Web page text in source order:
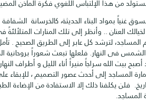
البناء الحديثة، كالخرسانة الشفافة أو
.. وأنظر إلى تلك المنارات المتلألئةً فى ظلام
كل عابر إلى الطريق الصحيح . تأمل ذلك
فلعلها تبعث شعوراً بروحانية المكان و
سراجاً منيراً أناء الليل و أطراف النهار. فلن
إلى أحدث عصور التصميم ، للإبقاء على العبق
ذلك إلا الاستفادة من الإضاءة الطبيعية